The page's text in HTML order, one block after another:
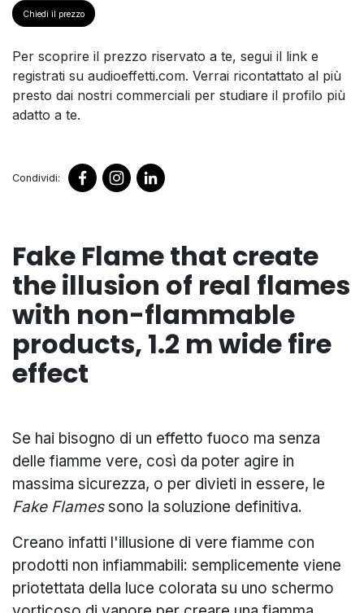
Chiedi il prezzo
Per scoprire il prezzo riservato a te, segui il link e
registrati su audioeffetti.com. Verrai ricontattato al più
presto dai nostri commerciali per studiare il profilo più
adatto a te.
Condividi:
Fake Flame that create
the illusion of real flames
with non-flammable
products, 1.2 m wide fire
effect
Se hai bisogno di un effetto fuoco ma senza
delle fiamme vere, così da poter agire in
massima sicurezza, o per divieti in essere, le
Fake Flamessono la soluzione definitiva.
Creano infatti l'illusione di vere fiamme con
prodotti non infiammabili: semplicemente viene
priotettata della luce colorata su uno schermo